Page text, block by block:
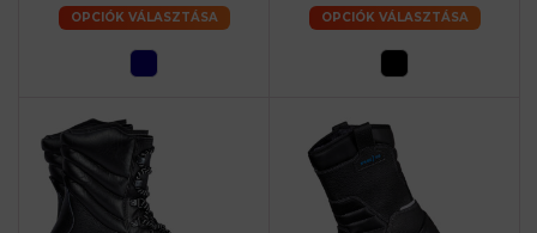
OPCIÓK VÁLASZTÁSA OPCIÓK VÁLASZTÁSA